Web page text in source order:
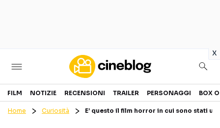
x
Cinema
FILM NOTIZIE RECENSIONI TRAILER PERSONAGGI BOX
Home Curiosità E’ questo il film horror in cui sono stati